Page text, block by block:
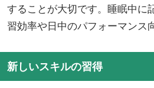
することが大切です。睡眠中に
習効率や日中のパフォーマンス
新しいスキルの習得